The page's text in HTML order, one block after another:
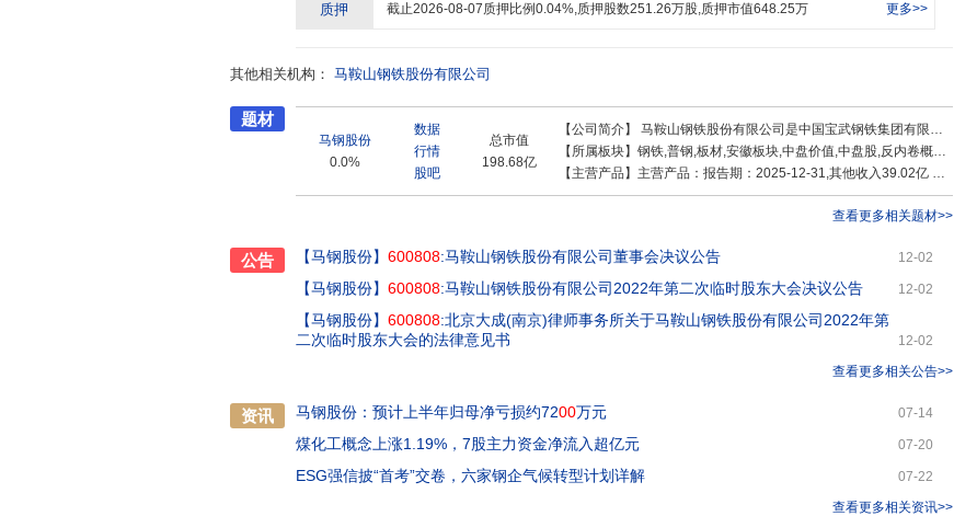
9年9月19日,中国宝武与马钢集团重组实施协议正式签约,马钢集团成为中国宝武控股子公司,中国宝武持有马钢集
一条大H型钢生产线先后诞生在这里。 马钢是多元协同发展的集团化企业,构建了钢铁及产业链延伸产业、战略性
地,冷热轧薄板、彩涂板、镀锌板、H型钢、高速线材、高速棒材和车轮轮箍等先进生产线,长材、板带、轮轴三大
系列产品,车轮、H型钢、冷镦钢、管线钢等产品拥有自主知识产权和核心技术,车轮和H型钢产品获得“中国名牌”称
号,股份公司荣获“全国质量奖”。多元产业拥有矿产资源、工程技术、废钢资源、化工能源、贸易物流、金融投资、
业发展大势,马钢将在中国宝武的坚强领导下,坚持以习近平新时代中国特色社会主义思想为指导,坚决贯彻新发展理
化整合融合,全面对标找差,打造“大而强的新马钢”,为助推中国宝武成为全球钢铁业引领者、共建高质量钢铁生态圈,
质押 截止2026-08-07质押比例0.04%,质押股数251.26万股,质押市值648.25万 更多>>
其他相关机构： 马鞍山钢铁股份有限公司
题材
马钢股份
0.0%
数据
行情
股吧
总市值
198.68亿
【公司简介】 马鞍山钢铁股份有限公司是中国宝武钢铁集团有限公司控股子公司,拥有A+H股上市公司1家。马钢的前身是成立于1953年的马鞍山铁厂;1958年马鞍山钢铁公司成立;1993年成功实施股份制改制,分立为马钢总公司和马鞍山钢铁股份有限公司;1998年马钢总公司依法改制为马钢(集团)控股有限公司
【所属板块】 钢铁,普钢,板材,安徽板块,中盘价值,中盘股,反内卷概念,低价股,标准普尔,富时罗素,证金持股,沪股通,中证500,融资融券,AH股,央国企改革,铁路基建
【主营产品】 主营产品：报告期：2025-12-31,其他收入39.02亿 ，占比5.03%；钢材类销售收入684.01亿 ，占比88.23%；钢铁生坯销售收入52.22亿 ，占比6.74%
查看更多相关题材>>
公告 【马钢股份】 600808:马鞍山钢铁股份有限公司董事会决议公告 12-02
【马钢股份】 600808:马鞍山钢铁股份有限公司2022年第二次临时股东大会决议公告 12-02
【马钢股份】 600808:北京大成(南京)律师事务所关于马鞍山钢铁股份有限公司2022年第
二次临时股东大会的法律意见书
12-02
查看更多相关公告>>
资讯 马钢股份：预计上半年归母净亏损约7200万元 07-14
煤化工概念上涨1.19%，7股主力资金净流入超亿元 07-20
ESG强信披“首考”交卷，六家钢企气候转型计划详解
07-22
查看更多相关资讯>>